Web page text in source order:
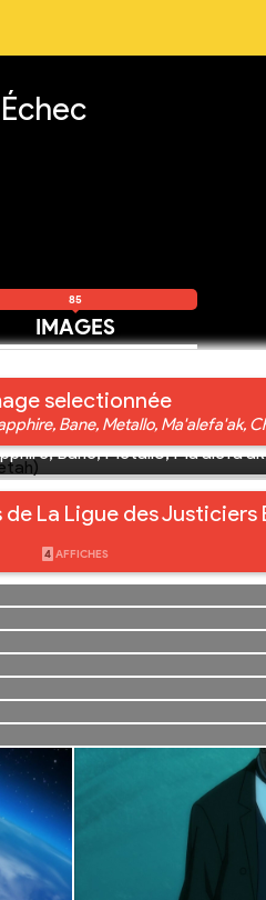
IMAGES
85
selectionnée
Bane, Metallo, Ma'alefa'ak,
Bane, Metallo,
de La Ligue des Justiciers
4 AFFICHES